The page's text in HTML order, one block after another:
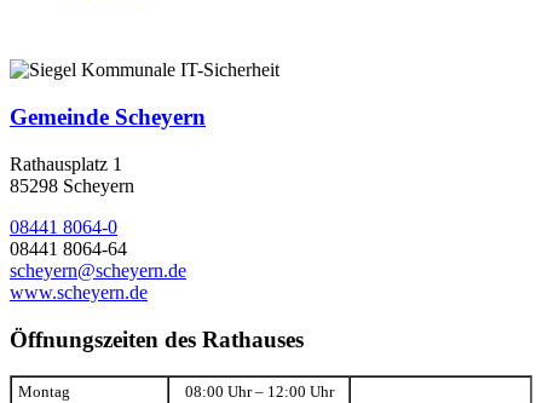
Gemeinde Scheyern
Rathausplatz 1
85298 Scheyern
08441 8064-0
08441 8064-64
scheyern@scheyern.de
www.scheyern.de
Öffnungszeiten des Rathauses
Montag 08:00 Uhr – 12:00 Uhr